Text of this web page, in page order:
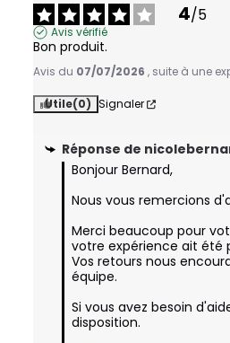
4/5
Avis vérifié
Bon produit.
Avis du 07/07/2026 , suite à une
Utile(0) Signaler
Réponse de
Bonjour Bernard,
Nous vous remercions
Merci beaucoup pour
votre expérience ait été
Vos retours nous
équipe.
Si vous avez besoin
disposition.